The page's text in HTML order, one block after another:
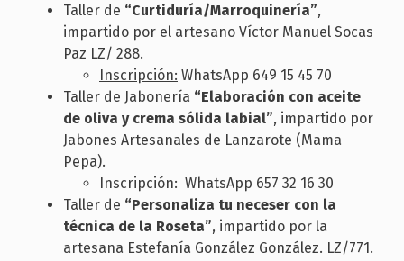
Taller de “Curtiduría/Marroquinería”,
impartido por el artesano Víctor Manuel Socas
Paz LZ/ 288.
Inscripción: WhatsApp 649 15 45 70
Taller de Jabonería “Elaboración con aceite
de oliva y crema sólida labial”, impartido por
Jabones Artesanales de Lanzarote (Mama
Pepa).
Inscripción: WhatsApp 657 32 16 30
Taller de “Personaliza tu neceser con la
técnica de la Roseta”, impartido por la
artesana Estefanía González González. LZ/771.